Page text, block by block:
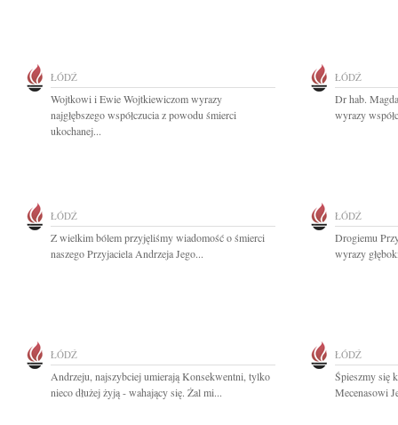
ŁÓDŹ
Wojtkowi i Ewie Wojtkiewiczom wyrazy
najgłębszego współczucia z powodu śmierci
ukochanej...
ŁÓDŹ
Dr hab.
wyrazy
ŁÓDŹ
Z wielkim bólem przyjęliśmy wiadomość o śmierci
naszego Przyjaciela Andrzeja Jego...
ŁÓDŹ
Drogiemu
wyrazy
ŁÓDŹ
Andrzeju, najszybciej umierają Konsekwentni, tylko
nieco dłużej żyją - wahający się. Żal mi...
ŁÓDŹ
Śpieszmy się
Mecenasowi